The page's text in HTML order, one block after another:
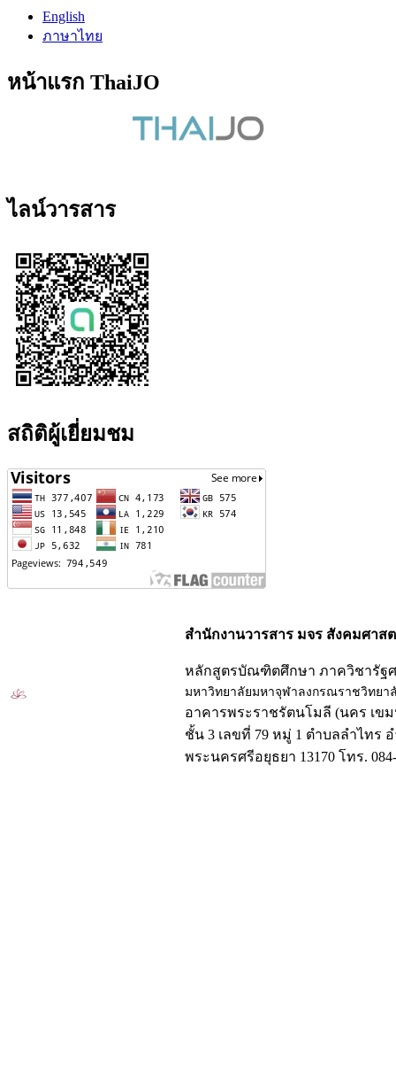
English
ภาษาไทย
หน้าแรก ThaiJO
ไลน์วารสาร
สถิติผู้เยี่ยมชม
สำนักงานวารสาร มจร สังคมศาส
หลักสูตรบัณฑิตศึกษา ภาควิชารัฐ
มหาวิทยาลัยมหาจุฬาลงกรณราชวิทยา
อาคารพระราชรัตนโมลี (นคร เข
ชั้น 3 เลขที่ 79 หมู่ 1 ตำบลลำไทร
พระนครศรีอยุธยา 13170 โทร. 084-